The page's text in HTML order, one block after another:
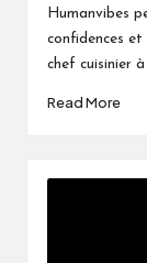
Humanvibes
confidences
chef cuisinier
Read More